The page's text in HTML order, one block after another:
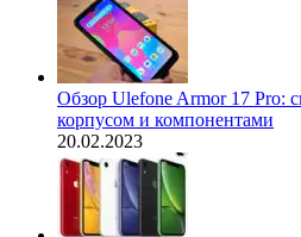
Обзор Ulefone Armor 17 Pro:
корпусом и компонентами
20.02.2023